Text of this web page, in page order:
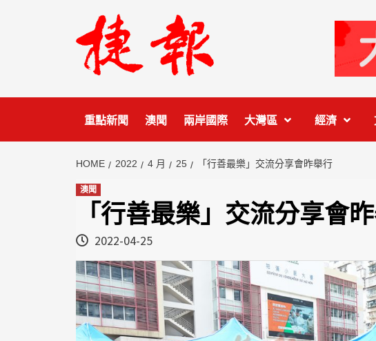
重點新聞 澳聞 兩岸國際 大灣區 經濟
HOME 2022 4 月 25 「行善最樂」交流分享會昨舉行
澳聞
「行善最樂」交流分享會
2022-04-25